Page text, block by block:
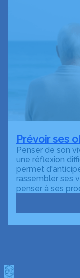
Prévoir ses
Penser de son
une réflexion
permet
rassembler ses
penser à ses